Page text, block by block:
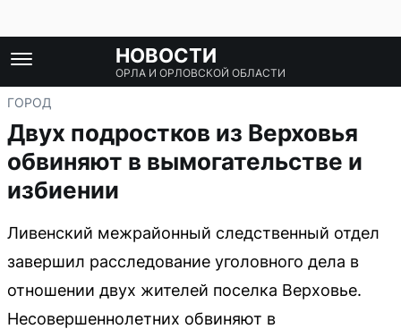
НОВОСТИ
ОРЛА И ОРЛОВСКОЙ ОБЛАСТИ
ГОРОД
Двух подростков из Верховья
обвиняют в вымогательстве и
избиении
Ливенский межрайонный следственный отдел
завершил расследование уголовного дела в
отношении двух жителей поселка Верховье.
Несовершеннолетних обвиняют в